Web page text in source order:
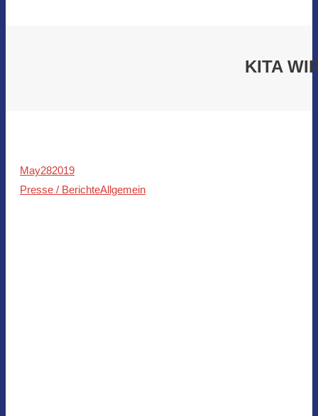
KITA
May282019
Presse / BerichteAllgemein